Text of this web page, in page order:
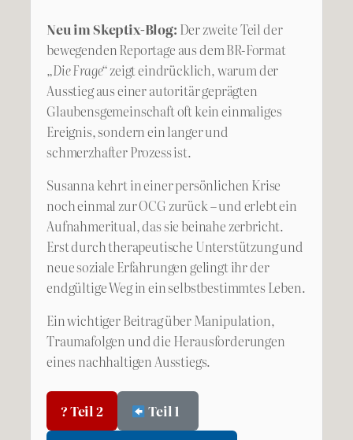
Neu im Skeptix-Blog: Der zweite Teil der
bewegenden Reportage aus dem BR-Format
„Die Frage“zeigt eindrücklich, warum der
Ausstieg aus einer autoritär geprägten
Glaubensgemeinschaft oft kein einmaliges
Ereignis, sondern ein langer und
schmerzhafter Prozess ist.
Susanna kehrt in einer persönlichen Krise
noch einmal zur OCG zurück – und erlebt ein
Aufnahmeritual, das sie beinahe zerbricht.
Erst durch therapeutische Unterstützung und
neue soziale Erfahrungen gelingt ihr der
endgültige Weg in ein selbstbestimmtes Leben.
Ein wichtiger Beitrag über Manipulation,
Traumafolgen und die Herausforderungen
eines nachhaltigen Ausstiegs.
? Teil 2 Teil 1